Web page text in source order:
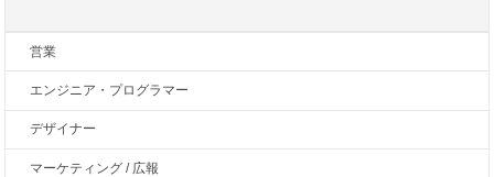
営業
エンジニア・プログラマー
デザイナー
マーケティング / 広報